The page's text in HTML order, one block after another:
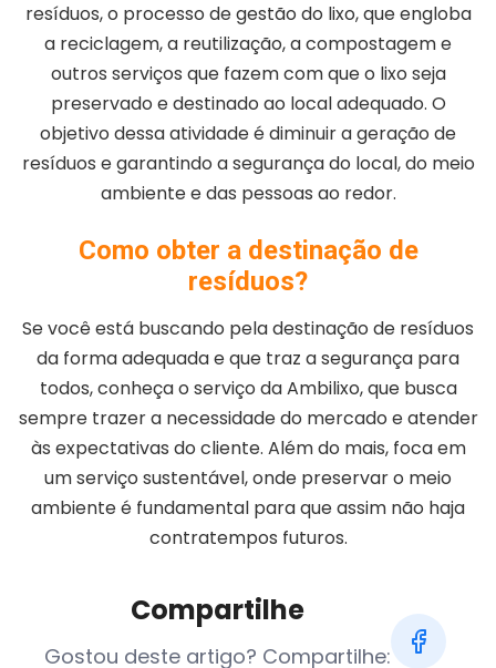
resíduos, o processo de gestão do lixo, que engloba
a reciclagem, a reutilização, a compostagem e
outros serviços que fazem com que o lixo seja
preservado e destinado ao local adequado. O
objetivo dessa atividade é diminuir a geração de
resíduos e garantindo a segurança do local, do meio
ambiente e das pessoas ao redor.
Como obter a destinação de
resíduos?
Se você está buscando pela destinação de resíduos
da forma adequada e que traz a segurança para
todos, conheça o serviço da Ambilixo, que busca
sempre trazer a necessidade do mercado e atender
às expectativas do cliente. Além do mais, foca em
um serviço sustentável, onde preservar o meio
ambiente é fundamental para que assim não haja
contratempos futuros.
Compartilhe
Gostou deste artigo? Compartilhe: